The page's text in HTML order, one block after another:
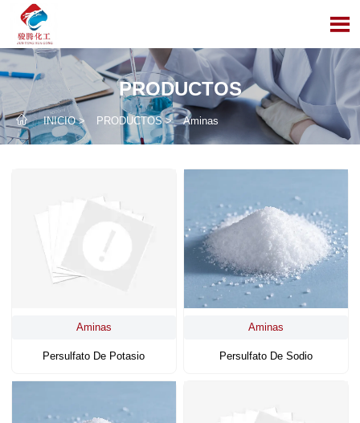

PRODUCTOS
 INICIO> PRODUCTOS> Aminas
Aminas
Persulfato De Potasio
Aminas
Persulfato De Sodio